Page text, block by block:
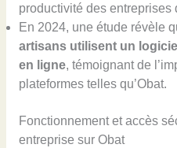
productivité des entreprises
En 2024, une étude révèle
artisans utilisent un
en ligne, témoignant de
plateformes telles qu’Obat.
Fonctionnement et accès
entreprise sur Obat